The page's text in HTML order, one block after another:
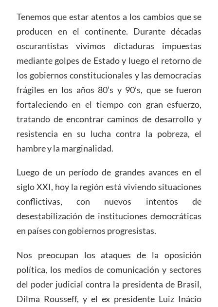
Tenemos que estar atentos a los cambios que se
producen en el continente. Durante décadas
oscurantistas vivimos dictaduras impuestas
mediante golpes de Estado y luego el retorno de
los gobiernos constitucionales y las democracias
frágiles en los años 80’s y 90’s, que se fueron
fortaleciendo en el tiempo con gran esfuerzo,
tratando de encontrar caminos de desarrollo y
resistencia en su lucha contra la pobreza, el
hambre y la marginalidad.
Luego de un período de grandes avances en el
siglo XXI, hoy la región está viviendo situaciones
conflictivas, con nuevos intentos de
desestabilización de instituciones democráticas
en países con gobiernos progresistas.
Nos preocupan los ataques de la oposición
política, los medios de comunicación y sectores
del poder judicial contra la presidenta de Brasil,
Dilma Rousseff, y el ex presidente Luiz Inácio